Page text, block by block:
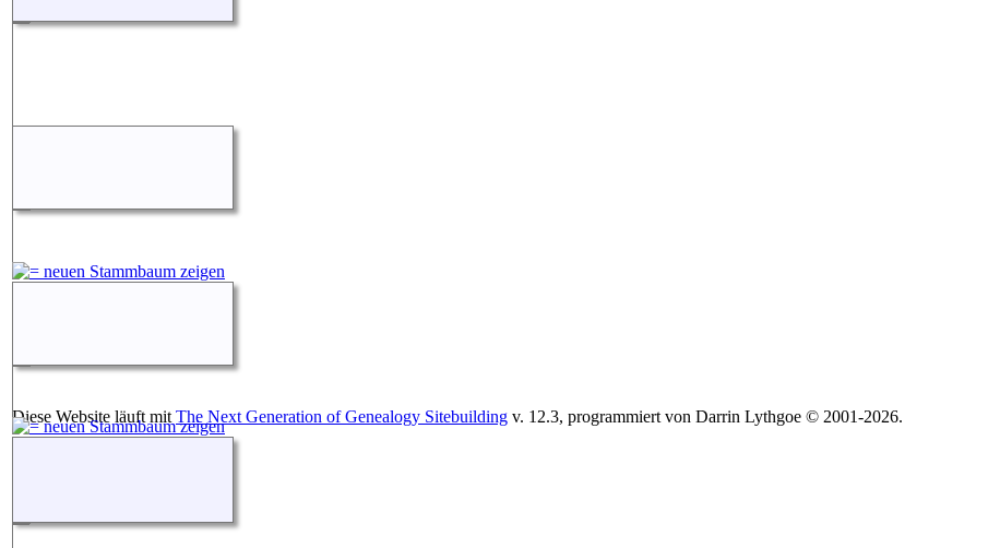
Diese Website läuft mit The Next Generation of Genealogy Sitebuilding v. 12.3, programmiert von Darrin Lythgoe © 2001-2026.